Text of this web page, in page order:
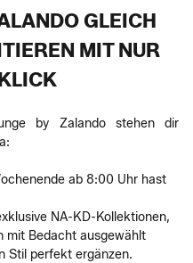
GLEICH
MIT NUR
by Zalando stehen dir
ab 8:00 Uhr hast
NA-KD-Kollektionen,
mit Bedacht ausgewählt
Stil perfekt ergänzen.